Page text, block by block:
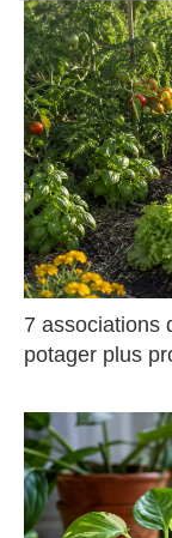
7 associations
potager plus